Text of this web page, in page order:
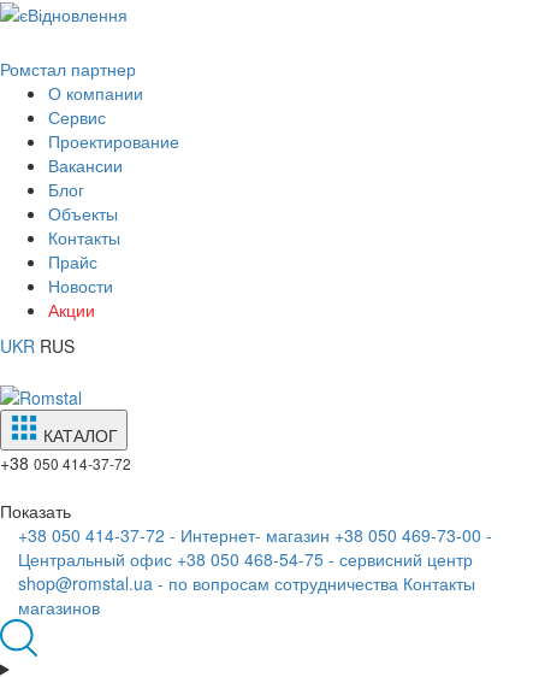
Ромстал партнер
О компании
Сервис
Проектирование
Вакансии
Блог
Объекты
Контакты
Прайс
Новости
Акции
UKR RUS
КАТАЛОГ
+38 050 414-37-72
Показать
+38 050 414-37-72 - Интернет- магазин +38 050 469-73-00 -
Центральный офис +38 050 468-54-75 - сервисний центр
shop@romstal.ua - по вопросам сотрудничества Контакты
магазинов